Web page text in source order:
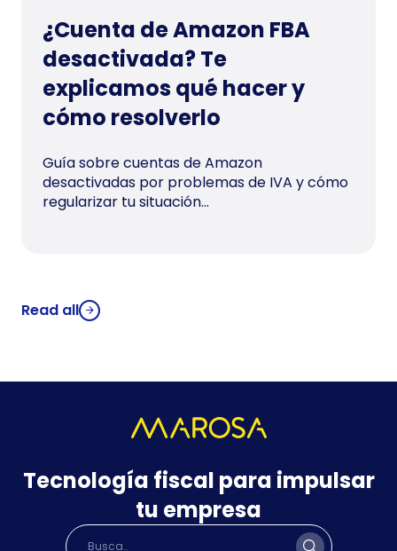
¿Cuenta de Amazon FBA
desactivada? Te
explicamos qué hacer y
cómo resolverlo
Guía sobre cuentas de Amazon
desactivadas por problemas de IVA y cómo
regularizar tu situación...
Read all
Tecnología fiscal para impulsar
tu empresa